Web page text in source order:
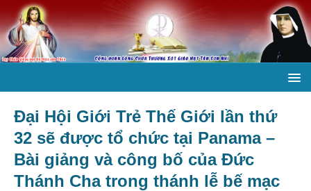
Đại Hội Giới Trẻ Thế Giới lần thứ
32 sẽ được tổ chức tại Panama –
Bài giảng và công bố của Đức
Thánh Cha trong thánh lễ bế mạc